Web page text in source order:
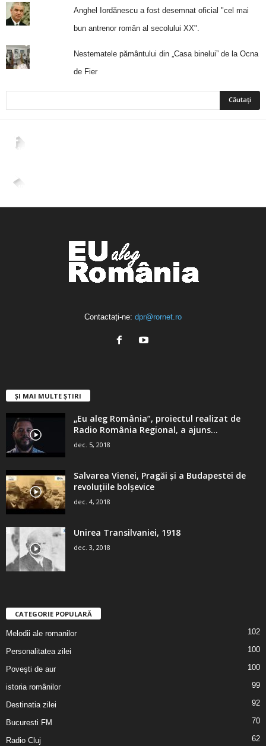
Anghel Iordănescu a fost desemnat oficial "cel mai
bun antrenor român al secolului XX".
Nestematele pământului din „Casa binelui” de la Ocna
de Fier
2,265
4,400
Contactați-ne: dpr@rornet.ro
ȘI MAI MULTE ȘTIRI
„Eu aleg România”, proiectul realizat de
Radio România Regional, a ajuns...
dec. 5, 2018
Salvarea Vienei, Pragăi şi a Budapestei de
revoluţiile bolşevice
dec. 4, 2018
Unirea Transilvaniei, 1918
dec. 3, 2018
CATEGORIE POPULARĂ
Melodii ale romanilor 102
Personalitatea zilei 100
Poveşti de aur 100
istoria românilor 99
Destinatia zilei 92
Bucuresti FM 70
Radio Cluj 62